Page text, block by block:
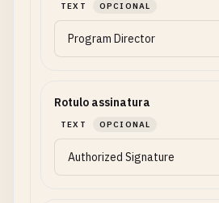
TEXT OPCIONAL
Rotulo assinatura
TEXT OPCIONAL